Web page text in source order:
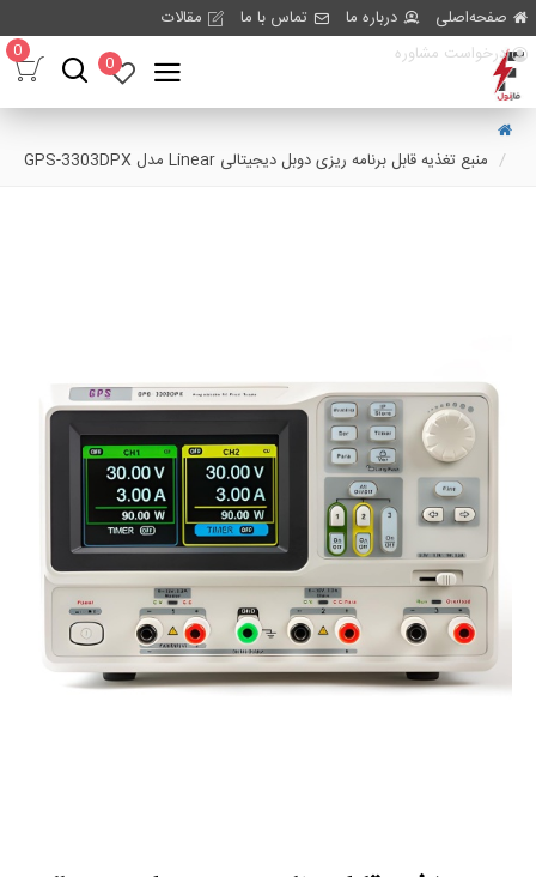
صفحه‌اصلی درباره ما تماس با ما
مقالات
درخواست مشاوره
0
0
منبع تغذیه قابل برنامه ریزی دوبل دیجیتالی Linear مدل GPS-3303DPX